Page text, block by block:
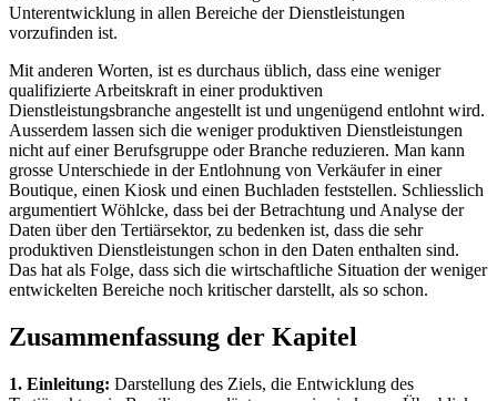
Unterentwicklung in allen Bereiche der Dienstleistungen
vorzufinden ist.
Mit anderen Worten, ist es durchaus üblich, dass eine weniger
qualifizierte Arbeitskraft in einer produktiven
Dienstleistungsbranche angestellt ist und ungenügend entlohnt wird.
Ausserdem lassen sich die weniger produktiven Dienstleistungen
nicht auf einer Berufsgruppe oder Branche reduzieren. Man kann
grosse Unterschiede in der Entlohnung von Verkäufer in einer
Boutique, einen Kiosk und einen Buchladen feststellen. Schliesslich
argumentiert Wöhlcke, dass bei der Betrachtung und Analyse der
Daten über den Tertiärsektor, zu bedenken ist, dass die sehr
produktiven Dienstleistungen schon in den Daten enthalten sind.
Das hat als Folge, dass sich die wirtschaftliche Situation der weniger
entwickelten Bereiche noch kritischer darstellt, als so schon.
Zusammenfassung der Kapitel
1. Einleitung: Darstellung des Ziels, die Entwicklung des